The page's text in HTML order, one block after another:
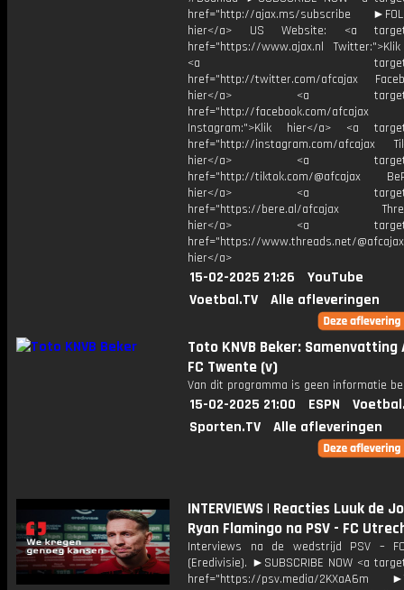
href="http://ajax.ms/subscribe
hier</a> US Website: <a
href="https://www.ajax.nl
<a
href="http://twitter.com/afcajax
hier</a> <a
href="http://facebook.com/afcajax
Instagram:">Klik hier</a> <a
href="http://instagram.com/afcajax
hier</a> <a
href="http://tiktok.com/@afcajax
hier</a> <a
href="https://bere.al/afcajax
hier</a> <a
href="https://www.threads.net/
hier</a>
15-02-2025 21:26
YouTube
Voetbal.TV
Alle afleveringen
Toto KNVB Beker: Samenvatting
FC Twente (v)
Van dit programma is geen informatie
15-02-2025 21:00 ESPN
Sporten.TV
Alle afleveringen
INTERVIEWS | Reacties Luuk de
Ryan Flamingo na PSV - FC
Interviews na de wedstrijd PSV –
(Eredivisie). ►SUBSCRIBE NOW <a
href="https://psv.media/2KXaA6m